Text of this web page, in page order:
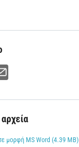
μορφή MS Word (4.39 MB)